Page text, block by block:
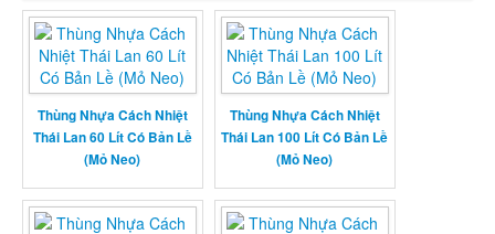
Thùng Nhựa Cách Nhiệt
Thái Lan 60 Lít Có Bản Lề
(Mỏ Neo)
Thùng Nhựa Cách Nhiệt
Thái Lan 100 Lít Có Bản Lề
(Mỏ Neo)